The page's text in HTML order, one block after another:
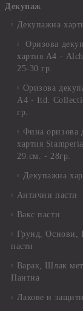
Декупаж
Декупажна
Оризова
хартия А4 -
25-30 гр.
Оризова
А4 - Itd.
гр.
Фина оризова
хартия
29.см. - 28гр.
Декупажна
Антични пасти
Вакс пасти
Грунд, Основи,
пасти
Варак, Шлак
Пантна
Лакове и